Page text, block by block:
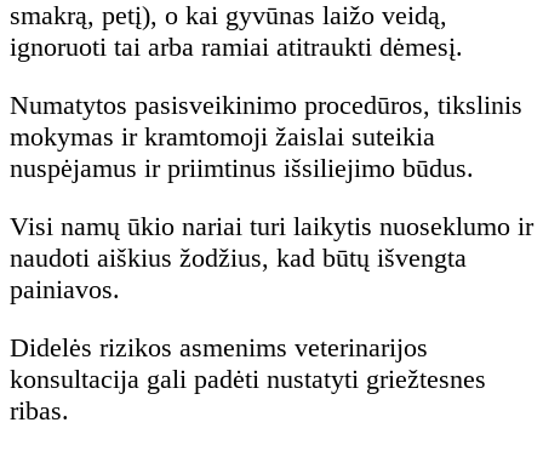
smakrą, petį), o kai gyvūnas laižo veidą,
ignoruoti tai arba ramiai atitraukti dėmesį.
Numatytos pasisveikinimo procedūros, tikslinis
mokymas ir kramtomoji žaislai suteikia
nuspėjamus ir priimtinus išsiliejimo būdus.
Visi namų ūkio nariai turi laikytis nuoseklumo ir
naudoti aiškius žodžius, kad būtų išvengta
painiavos.
Didelės rizikos asmenims veterinarijos
konsultacija gali padėti nustatyti griežtesnes
ribas.